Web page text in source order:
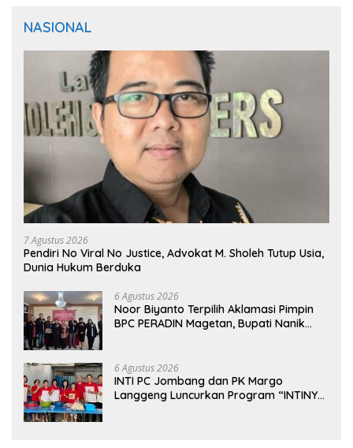
NASIONAL
7 Agustus 2026
Pendiri No Viral No Justice, Advokat M. Sholeh Tutup Usia,
Dunia Hukum Berduka
6 Agustus 2026
Noor Biyanto Terpilih Aklamasi Pimpin
BPC PERADIN Magetan, Bupati Nanik
6 Agustus 2026
INTI PC Jombang dan PK Margo
Langgeng Luncurkan Program “INTINYA